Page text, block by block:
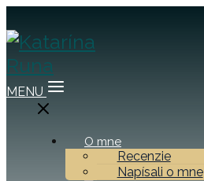
MENU
O mne
Recenzie
Napísali o mne